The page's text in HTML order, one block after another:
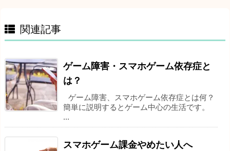
関連記事
ゲーム障害・スマホゲーム依存症と
は？
ゲーム障害、スマホゲーム依存症とは何？
簡単に説明するとゲーム中心の生活です。
...
スマホゲーム課金やめたい人へ